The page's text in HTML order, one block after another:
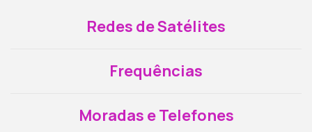
Redes de Satélites
Frequências
Moradas e Telefones